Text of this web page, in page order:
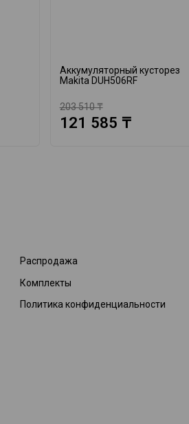
Аккумуляторный кусторез
Makita DUH506RF
203 510 ₸
121 585 ₸
Распродажа
Комплекты
Политика конфиденциальности